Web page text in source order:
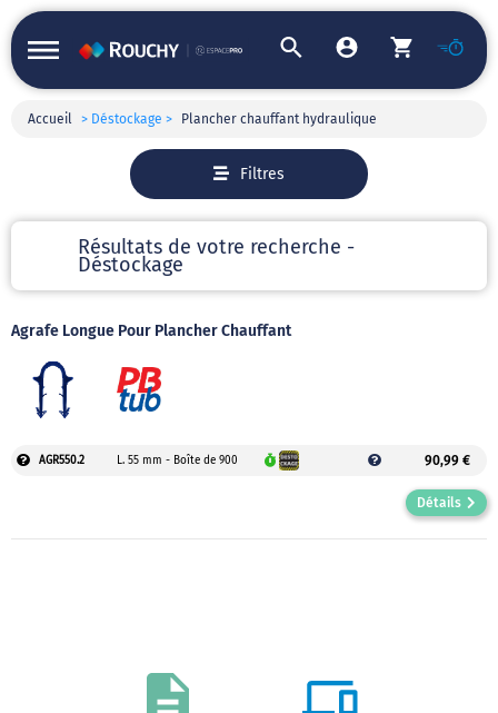
Accueil > Déstockage > Plancher chauffant hydraulique
Filtres
Résultats de votre recherche -
Déstockage
Agrafe Longue Pour Plancher Chauffant
AGR550.2 L. 55 mm - Boîte de 900 90,99 €
Détails